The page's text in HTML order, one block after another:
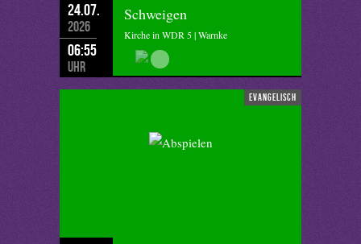
24.07.
2026
06:55
Uhr
Schweigen
Kirche in WDR 5 | Warnke
evangelisch